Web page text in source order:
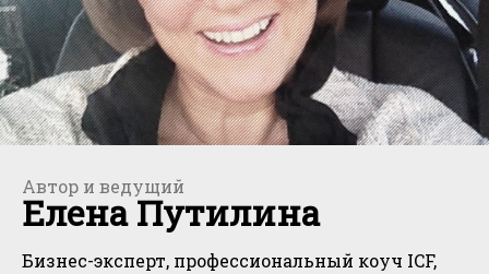
Автор и ведущий
Елена Путилина
Бизнес-эксперт, профессиональный коуч ICF,